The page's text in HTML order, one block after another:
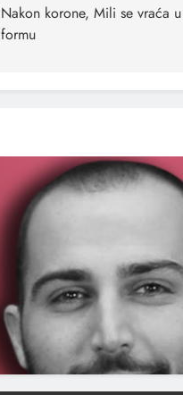
Nakon korone, Mili se vraća
formu